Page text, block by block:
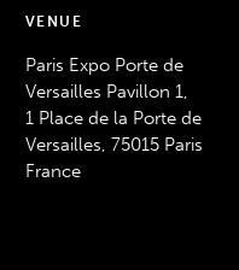
VENUE
Paris Expo Porte de
Versailles Pavillon 1,
1 Place de la Porte de
Versailles, 75015 Paris
France